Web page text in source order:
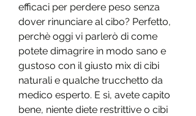
efficaci per perdere peso senza
dover rinunciare al cibo? Perfetto,
perchè oggi vi parlerò di come
potete dimagrire in modo sano e
gustoso con il giusto mix di cibi
naturali e qualche trucchetto da
medico esperto. E sì, avete capito
bene, niente diete restrittive o cibi